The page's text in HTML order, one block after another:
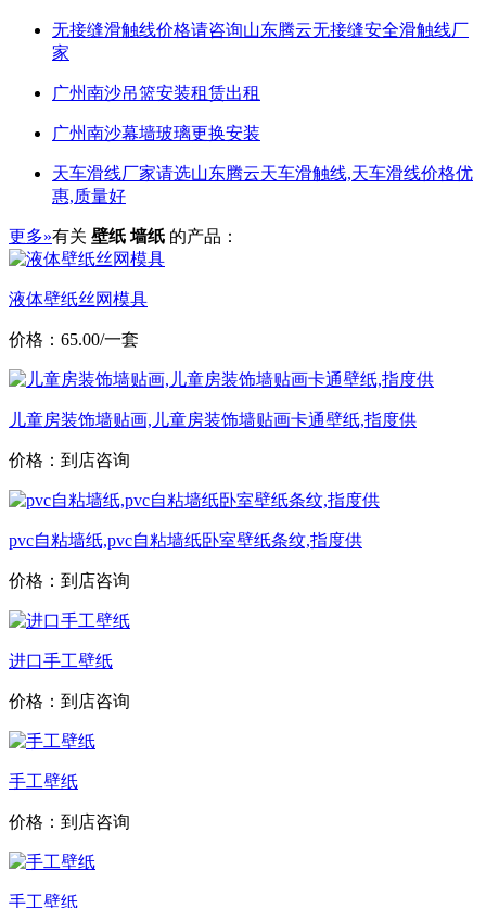
无接缝滑触线价格请咨询山东腾云无接缝安全滑触线厂
家
广州南沙吊篮安装租赁出租
广州南沙幕墙玻璃更换安装
天车滑线厂家请选山东腾云天车滑触线,天车滑线价格优
惠,质量好
更多»有关 壁纸 墙纸 的产品：
液体壁纸丝网模具
价格：65.00/一套
儿童房装饰墙贴画,儿童房装饰墙贴画卡通壁纸,指度供
价格：到店咨询
pvc自粘墙纸,pvc自粘墙纸卧室壁纸条纹,指度供
价格：到店咨询
进口手工壁纸
价格：到店咨询
手工壁纸
价格：到店咨询
手工壁纸